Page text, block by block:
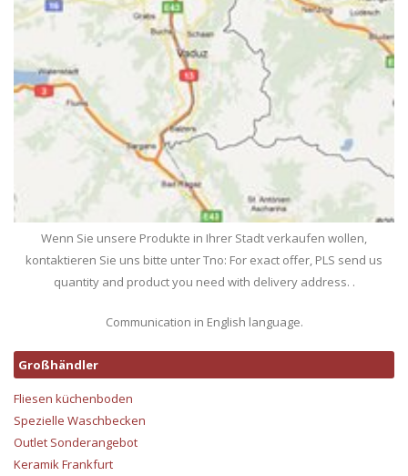
Wenn Sie unsere Produkte in Ihrer Stadt verkaufen wollen,
kontaktieren Sie uns bitte unter Tno: For exact offer, PLS send us
quantity and product you need with delivery address. .
Communication in English language.
Großhändler
Fliesen küchenboden
Spezielle Waschbecken
Outlet Sonderangebot
Keramik Frankfurt